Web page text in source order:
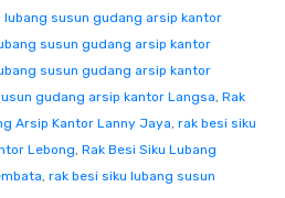
lubang susun gudang arsip kantor
susun gudang arsip kantor
susun gudang arsip kantor
gudang arsip kantor Langsa, Rak
Arsip Kantor Lanny Jaya, rak besi siku
Lebong, Rak Besi Siku Lubang
, rak besi siku lubang susun